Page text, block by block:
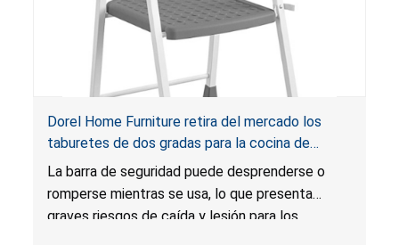
Dorel Home Furniture retira del mercado los
taburetes de dos gradas para la cocina de
Cosco por riesgos de caída y lesión
La barra de seguridad puede desprenderse o
romperse mientras se usa, lo que presenta
graves riesgos de caída y lesión para los